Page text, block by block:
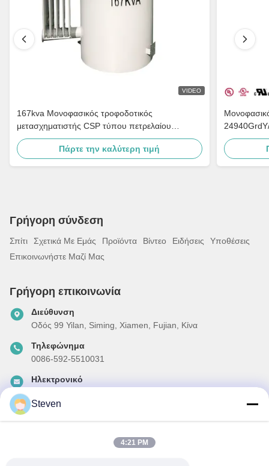
VIDEO
167kva Μονοφασικός τροφοδοτικός
μετασχηματιστής CSP τύπου πετρελαίου
βυθισμένη διανομή Βήμα προς τα κάτω 4160v
έως 480v
Πάρτε την καλύτερη τιμή
Διανομή
Γρήγορη σύνδεση
Σπίτι Σχετικά Με Εμάς Προϊόντα Βίντεο Ειδήσεις
Υποθέσεις
Επικοινωνήστε Μαζί Μας
Γρήγορη επικοινωνία
Διεύθυνση
Οδός 99 Yilan, Siming, Xiamen, Fujian, Κίνα
Τηλεφώνημα
0086-592-5510031
Ηλεκτρονικό
Steven
4:21 PM